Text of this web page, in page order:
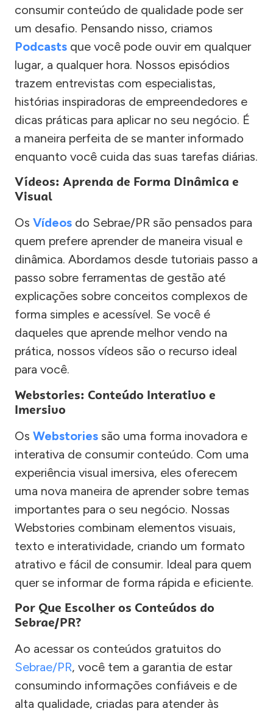
consumir conteúdo de qualidade pode ser
um desafio. Pensando nisso, criamos
Podcasts que você pode ouvir em qualquer
lugar, a qualquer hora. Nossos episódios
trazem entrevistas com especialistas,
histórias inspiradoras de empreendedores e
dicas práticas para aplicar no seu negócio. É
a maneira perfeita de se manter informado
enquanto você cuida das suas tarefas diárias.
Vídeos: Aprenda de Forma Dinâmica e
Visual
Os Vídeos do Sebrae/PR são pensados para
quem prefere aprender de maneira visual e
dinâmica. Abordamos desde tutoriais passo a
passo sobre ferramentas de gestão até
explicações sobre conceitos complexos de
forma simples e acessível. Se você é
daqueles que aprende melhor vendo na
prática, nossos vídeos são o recurso ideal
para você.
Webstories: Conteúdo Interativo e
Imersivo
Os Webstories são uma forma inovadora e
interativa de consumir conteúdo. Com uma
experiência visual imersiva, eles oferecem
uma nova maneira de aprender sobre temas
importantes para o seu negócio. Nossas
Webstories combinam elementos visuais,
texto e interatividade, criando um formato
atrativo e fácil de consumir. Ideal para quem
quer se informar de forma rápida e eficiente.
Por Que Escolher os Conteúdos do
Sebrae/PR?
Ao acessar os conteúdos gratuitos do
Sebrae/PR, você tem a garantia de estar
consumindo informações confiáveis e de
alta qualidade, criadas para atender às